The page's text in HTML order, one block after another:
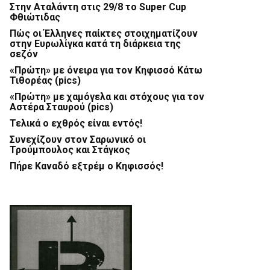
Στην Αταλάντη στις 29/8 το Super Cup
Φθιώτιδας
Πώς οι Έλληνες παίκτες στοιχηματίζουν
στην Ευρωλίγκα κατά τη διάρκεια της
σεζόν
«Πρώτη» με όνειρα για τον Κηφισσό Κάτω
Τιθορέας (pics)
«Πρώτη» με χαμόγελα και στόχους για τον
Αστέρα Σταυρού (pics)
Τελικά ο εχθρός είναι εντός!
Συνεχίζουν στον Σαρωνικό οι
Τρούμπουλος και Στάγκος
Πήρε Καναδό εξτρέμ ο Κηφισσός!